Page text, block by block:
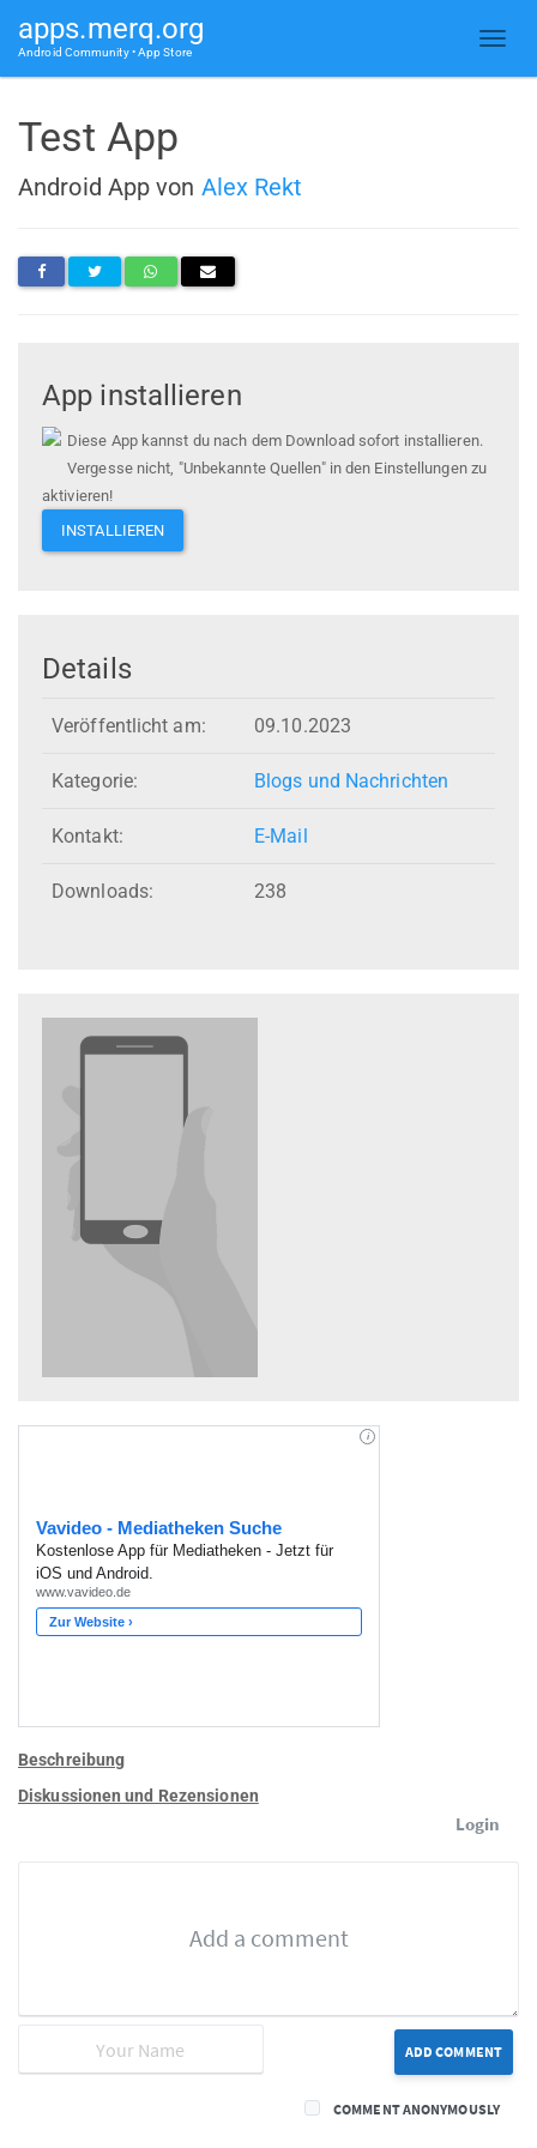
apps.merq.org
Android Community • App Store
Test App
Android App von Alex Rekt
App installieren
Diese App kannst du nach dem Download sofort installieren.
Vergesse nicht, "Unbekannte Quellen" in den Einstellungen zu
aktivieren!
INSTALLIEREN
Details
Veröffentlicht am: 09.10.2023
Kategorie: Blogs und Nachrichten
Kontakt: E-Mail
Downloads: 238
Beschreibung
Diskussionen und Rezensionen
Login
ADD COMMENT
COMMENT ANONYMOUSLY